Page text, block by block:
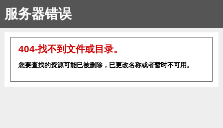
服务器错误
404-找不到文件或目录。
您要查找的资源可能已被删除，已更改名称或者暂时不可用。